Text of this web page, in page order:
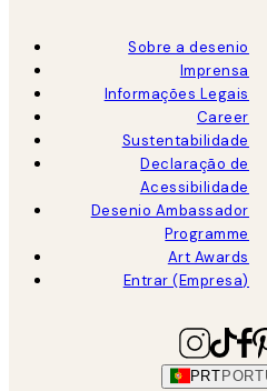
Sobre a desenio
Imprensa
Informações Legais
Career
Sustentabilidade
Declaração de
Acessibilidade
Desenio Ambassador
Programme
Art Awards
Entrar (Empresa)
PRT